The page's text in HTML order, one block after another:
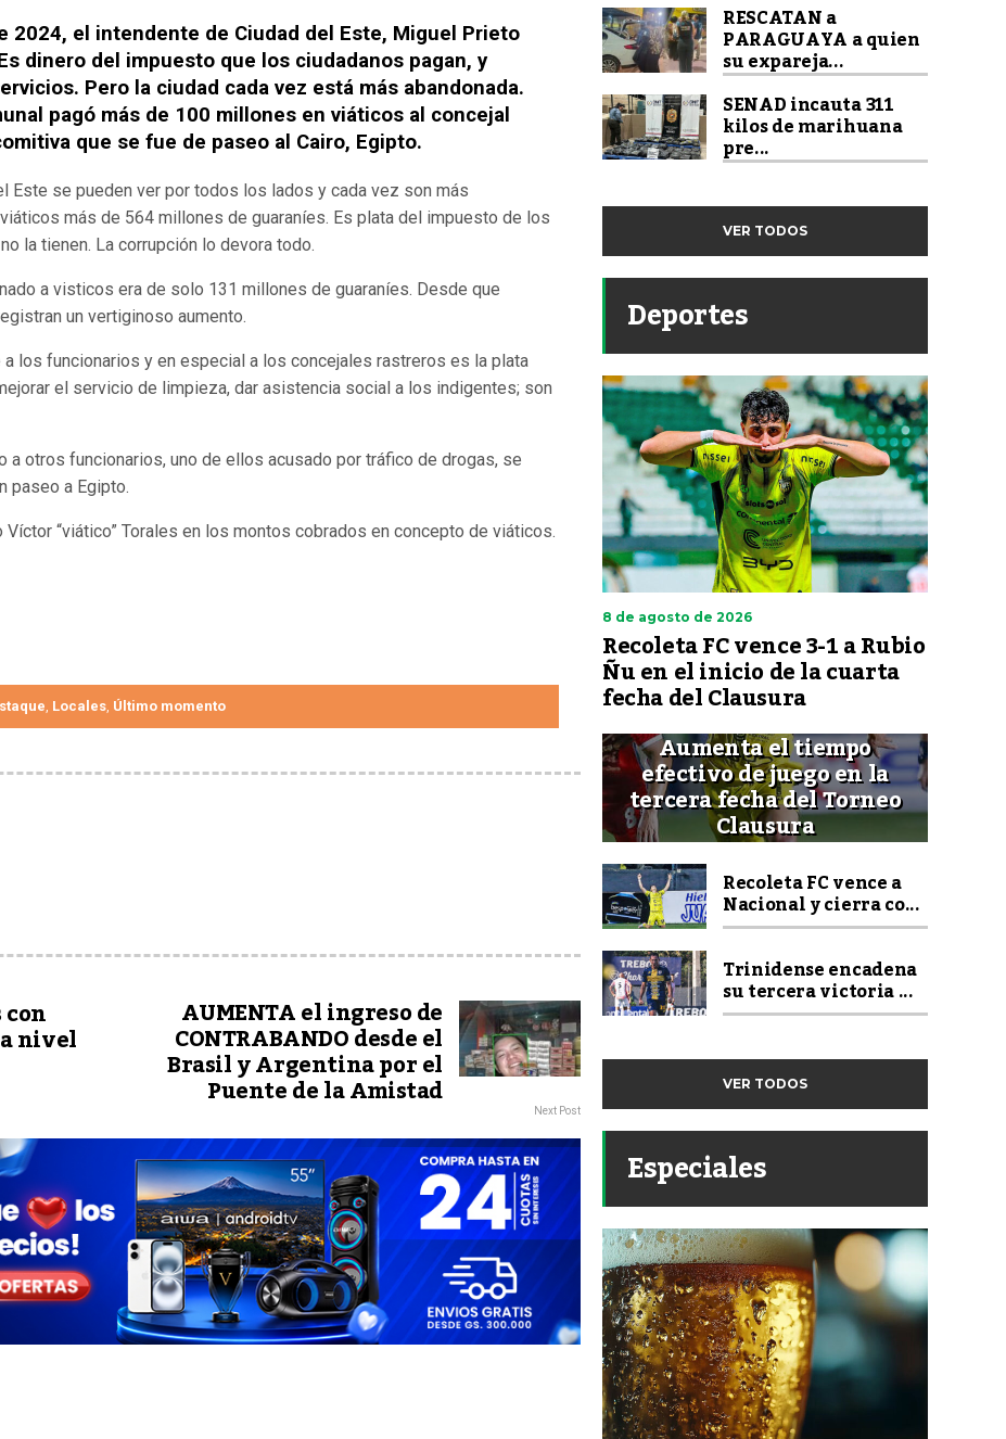
2024, el intendente de Ciudad del Este, Miguel Prieto
dinero del impuesto que los ciudadanos pagan, y
Pero la ciudad cada vez está más abandonada.
pagó más de 100 millones en viáticos al concejal
que se fue de paseo al Cairo, Egipto.
Este se pueden ver por todos los lados y cada vez son más
más de 564 millones de guaraníes. Es plata del impuesto de los
la tienen. La corrupción lo devora todo.
a visticos era de solo 131 millones de guaraníes. Desde que
un vertiginoso aumento.
los funcionarios y en especial a los concejales rastreros es la plata
el servicio de limpieza, dar asistencia social a los indigentes; son
a otros funcionarios, uno de ellos acusado por tráfico de drogas, se
paseo a Egipto.
“viático” Torales en los montos cobrados en concepto de viáticos.
, Locales, Último momento
nivel
AUMENTA el ingreso de
CONTRABANDO desde el
Brasil y Argentina por el
Puente de la Amistad Next Post
RESCATAN a
PARAGUAYA a quien
su expareja...
SENAD incauta 311
kilos de marihuana
pre...
VER TODOS
Deportes
8 de agosto de 2026
Recoleta FC vence 3-1 a Rubio
Ñu en el inicio de la cuarta
fecha del Clausura
Aumenta el tiempo
efectivo de juego en la
tercera fecha del Torneo
Clausura
Recoleta FC vence a
Nacional y cierra co...
Trinidense encadena
su tercera victoria ...
VER TODOS
Especiales